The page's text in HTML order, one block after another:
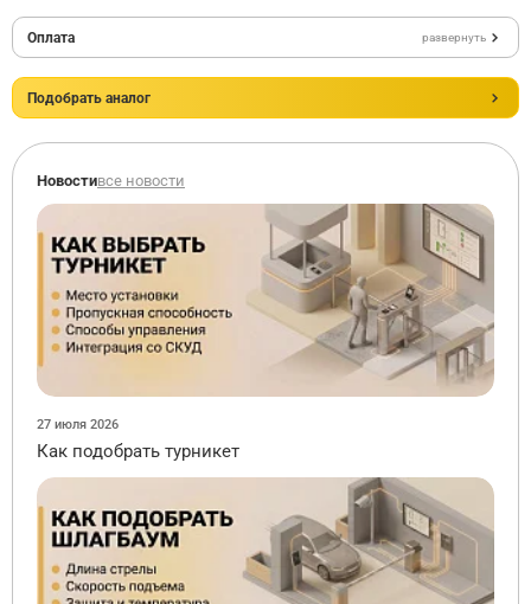
Оплата развернуть
Подобрать аналог
Новостивсе новости
27 июля 2026
Как подобрать турникет